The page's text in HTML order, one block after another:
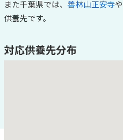
また千葉県では、 善林山正安寺や
供養先です。
対応供養先分布